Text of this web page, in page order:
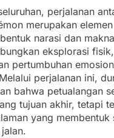
perjalanan
merupakan
narasi dan
eksplorasi
pertumbuhan
perjalanan ini,
bahwa petualangan
tujuan akhir, tetapi
yang membentuk